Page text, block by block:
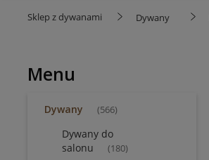
Sklep z dywanami Dywany
Menu
Dywany (566)
Dywany do
salonu
(180)